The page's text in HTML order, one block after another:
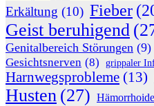
Erkältung (10) Fieber
Geist beruhigend
Genitalbereich Störungen (9)
Gesichtsnerven (8) grippaler
Harnwegsprobleme (13)
Husten (27)